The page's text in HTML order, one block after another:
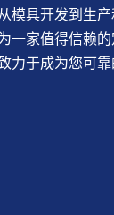
模具开发到生
一家值得信赖
力于成为您可靠